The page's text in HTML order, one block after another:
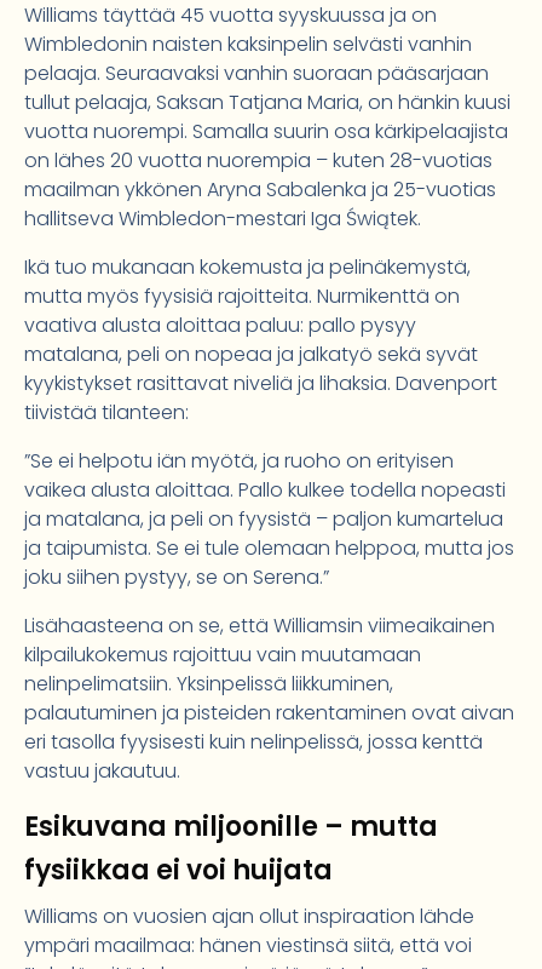
Williams täyttää 45 vuotta syyskuussa ja on
Wimbledonin naisten kaksinpelin selvästi vanhin
pelaaja. Seuraavaksi vanhin suoraan pääsarjaan
tullut pelaaja, Saksan Tatjana Maria, on hänkin kuusi
vuotta nuorempi. Samalla suurin osa kärkipelaajista
on lähes 20 vuotta nuorempia – kuten 28-vuotias
maailman ykkönen Aryna Sabalenka ja 25-vuotias
hallitseva Wimbledon-mestari Iga Świątek.
Ikä tuo mukanaan kokemusta ja pelinäkemystä,
mutta myös fyysisiä rajoitteita. Nurmikenttä on
vaativa alusta aloittaa paluu: pallo pysyy
matalana, peli on nopeaa ja jalkatyö sekä syvät
kyykistykset rasittavat niveliä ja lihaksia. Davenport
tiivistää tilanteen:
”Se ei helpotu iän myötä, ja ruoho on erityisen
vaikea alusta aloittaa. Pallo kulkee todella nopeasti
ja matalana, ja peli on fyysistä – paljon kumartelua
ja taipumista. Se ei tule olemaan helppoa, mutta jos
joku siihen pystyy, se on Serena.”
Lisähaasteena on se, että Williamsin viimeaikainen
kilpailukokemus rajoittuu vain muutamaan
nelinpelimatsiin. Yksinpelissä liikkuminen,
palautuminen ja pisteiden rakentaminen ovat aivan
eri tasolla fyysisesti kuin nelinpelissä, jossa kenttä
vastuu jakautuu.
Esikuvana miljoonille – mutta
fysiikkaa ei voi huijata
Williams on vuosien ajan ollut inspiraation lähde
ympäri maailmaa: hänen viestinsä siitä, että voi